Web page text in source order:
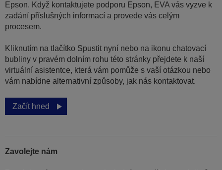
Epson. Když kontaktujete podporu Epson, EVA vás vyzve k
zadání příslušných informací a provede vás celým
procesem.
Kliknutím na tlačítko Spustit nyní nebo na ikonu chatovací
bubliny v pravém dolním rohu této stránky přejdete k naší
virtuální asistentce, která vám pomůže s vaší otázkou nebo
vám nabídne alternativní způsoby, jak nás kontaktovat.
Začít hned
Zavolejte nám